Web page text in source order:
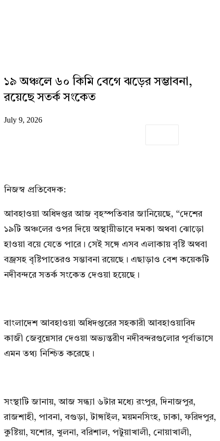
১৯ অঞ্চলে ৬০ কিমি বেগে ঝড়ের সম্ভাবনা,
রয়েছে সতর্ক সংকেত
July 9, 2026
নিজস্ব প্রতিবেদক:
আবহাওয়া অধিদপ্তর আজ বৃহস্পতিবার জানিয়েছে, “দেশের
১৯টি অঞ্চলের ওপর দিয়ে অস্থায়ীভাবে দমকা অথবা ঝোড়ো
হাওয়া বয়ে যেতে পারে। সেই সঙ্গে এসব এলাকায় বৃষ্টি অথবা
বজ্রসহ বৃষ্টিপাতেরও সম্ভাবনা রয়েছে। এছাড়াও বেশ কয়েকটি
নদীবন্দরে সতর্ক সংকেত দেওয়া হয়েছে।
বাংলাদেশ আবহাওয়া অধিদপ্তরের সহকারী আবহাওয়াবিদ
কাজী জেবুন্নেসার দেওয়া অভ্যন্তরীণ নদীবন্দরগুলোর পূর্বাভাসে
এমন তথ্য নিশ্চিত করেছে।
সংস্থাটি জানায়, আজ সন্ধ্যা ৬টার মধ্যে রংপুর, দিনাজপুর,
রাজশাহী, পাবনা, বগুড়া, টাঙ্গাইল, ময়মনসিংহ, ঢাকা, ফরিদপুর,
কুষ্টিয়া, যশোর, খুলনা, বরিশাল, পটুয়াখালী, নোয়াখালী,